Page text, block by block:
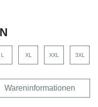
L XL XXL 3XL
Wareninformationen